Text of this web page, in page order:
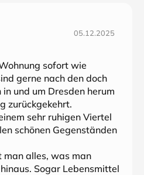
05.12.2025
sofort wie
gerne nach den doch
und um Dresden herum
zurückgekehrt.
sehr ruhigen Viertel
schönen Gegenständen
alles, was man
Sogar Lebensmittel